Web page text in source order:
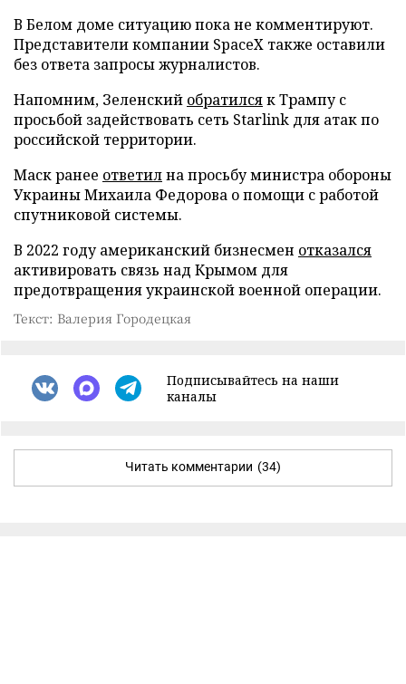
В Белом доме ситуацию пока не комментируют.
Представители компании SpaceX также оставили
без ответа запросы журналистов.
Напомним, Зеленский обратилсяк Трампу с
просьбой задействовать сеть Starlink для атак по
российской территории.
Маск ранее ответилна просьбу министра обороны
Украины Михаила Федорова о помощи с работой
спутниковой системы.
В 2022 году американский бизнесмен отказался
активировать связь над Крымом для
предотвращения украинской военной операции.
Текст: Валерия Городецкая
Подписывайтесь на наши
каналы
Читать комментарии (34)